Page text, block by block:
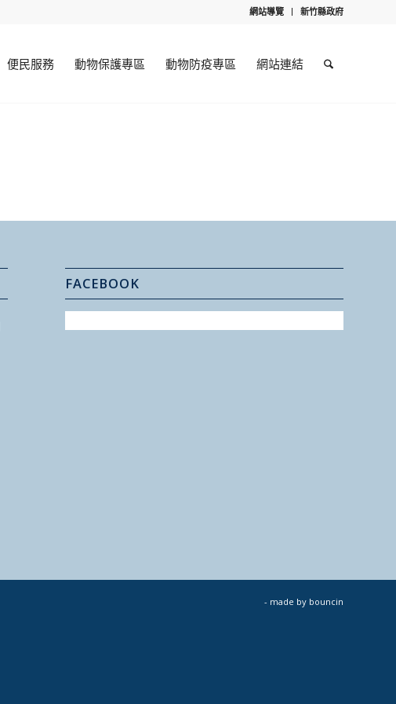
網站導覽 新竹縣政府
便民服務 動物保護專區 動物防疫專區 網站連結
FACEBOOK
- made by bouncin